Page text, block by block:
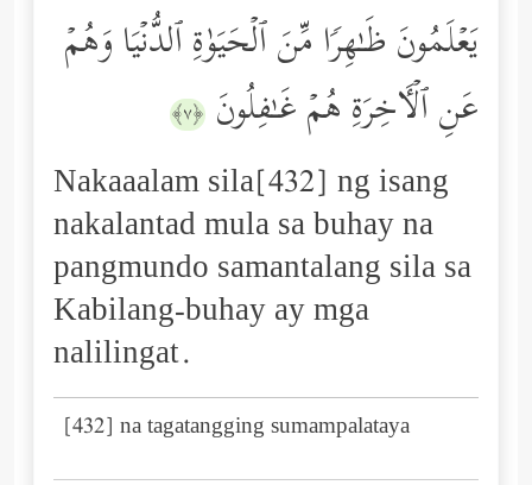
یَعۡلَمُونَ ظَـٰهِرࣰا مِّنَ ٱلۡحَیَوٰةِ ٱلدُّنۡیَا وَهُمۡ
عَنِ ٱلۡـَٔاخِرَةِ هُمۡ غَـٰفِلُونَ ﴿٧﴾
Nakaaalam sila[432] ng isang
nakalantad mula sa buhay na
pangmundo samantalang sila sa
Kabilang-buhay ay mga
nalilingat.
[432] na tagatangging sumampalataya